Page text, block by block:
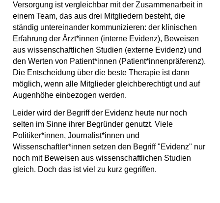
Versorgung ist vergleichbar mit der Zusammenarbeit in
einem Team, das aus drei Mitgliedern besteht, die
ständig untereinander kommunizieren: der klinischen
Erfahrung der Ärzt*innen (interne Evidenz), Beweisen
aus wissenschaftlichen Studien (externe Evidenz) und
den Werten von Patient*innen (Patient*innenpräferenz).
Die Entscheidung über die beste Therapie ist dann
möglich, wenn alle Mitglieder gleichberechtigt und auf
Augenhöhe einbezogen werden.
Leider wird der Begriff der Evidenz heute nur noch
selten im Sinne ihrer Begründer genutzt. Viele
Politiker*innen, Journalist*innen und
Wissenschaftler*innen setzen den Begriff "Evidenz" nur
noch mit Beweisen aus wissenschaftlichen Studien
gleich. Doch das ist viel zu kurz gegriffen.